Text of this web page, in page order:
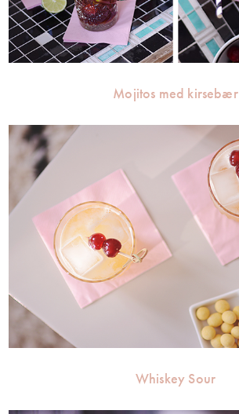
Mojitos med kirsebær
Whiskey Sour